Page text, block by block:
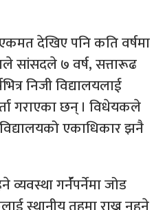
देखिए पनि कति वर्षमा
सांसदले ७ वर्ष, सत्तारूढ
निजी विद्यालयलाई
गराएका छन् । विधेयकले
एकाधिकार झनै
गर्नॅपर्नेमा जोड